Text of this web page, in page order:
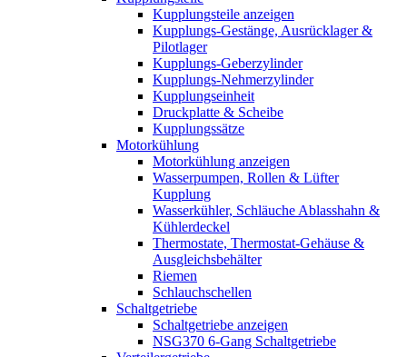
Kupplungsteile anzeigen
Kupplungs-Gestänge, Ausrücklager &
Pilotlager
Kupplungs-Geberzylinder
Kupplungs-Nehmerzylinder
Kupplungseinheit
Druckplatte & Scheibe
Kupplungssätze
Motorkühlung
Motorkühlung anzeigen
Wasserpumpen, Rollen & Lüfter
Kupplung
Wasserkühler, Schläuche Ablasshahn &
Kühlerdeckel
Thermostate, Thermostat-Gehäuse &
Ausgleichsbehälter
Riemen
Schlauchschellen
Schaltgetriebe
Schaltgetriebe anzeigen
NSG370 6-Gang Schaltgetriebe